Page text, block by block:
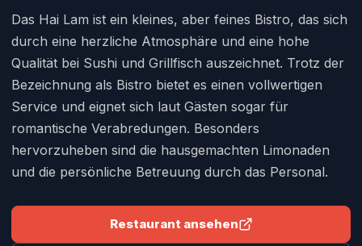
Das Hai Lam ist ein kleines, aber feines Bistro, das sich
durch eine herzliche Atmosphäre und eine hohe
Qualität bei Sushi und Grillfisch auszeichnet. Trotz der
Bezeichnung als Bistro bietet es einen vollwertigen
Service und eignet sich laut Gästen sogar für
romantische Verabredungen. Besonders
hervorzuheben sind die hausgemachten Limonaden
und die persönliche Betreuung durch das Personal.
Restaurant ansehen